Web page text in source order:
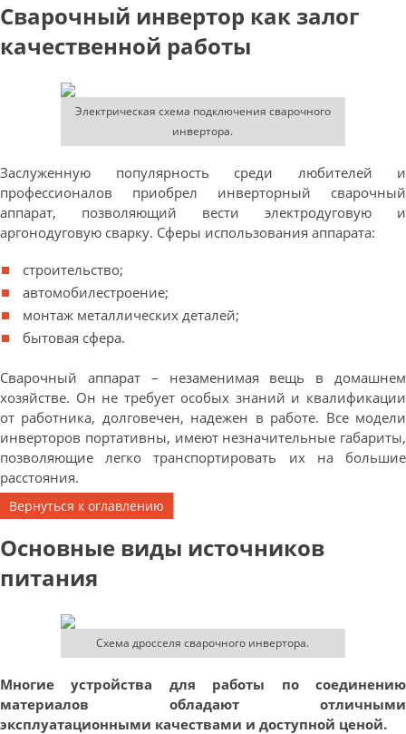
Сварочный инвертор как залог
качественной работы
Электрическая схема подключения сварочного
инвертора.
Заслуженную популярность среди любителей и
профессионалов приобрел инверторный сварочный
аппарат, позволяющий вести электродуговую и
аргонодуговую сварку. Сферы использования аппарата:
строительство;
автомобилестроение;
монтаж металлических деталей;
бытовая сфера.
Сварочный аппарат – незаменимая вещь в домашнем
хозяйстве. Он не требует особых знаний и квалификации
от работника, долговечен, надежен в работе. Все модели
инверторов портативны, имеют незначительные габариты,
позволяющие легко транспортировать их на большие
расстояния.
Вернуться к оглавлению
Основные виды источников
питания
Схема дросселя сварочного инвертора.
Многие устройства для работы по соединению
материалов обладают отличными
эксплуатационными качествами и доступной ценой.